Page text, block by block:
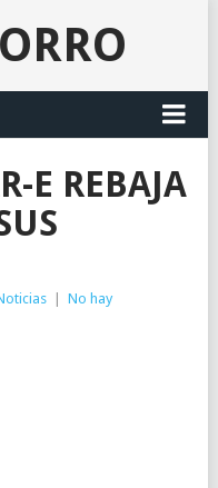
E REBAJA
No hay